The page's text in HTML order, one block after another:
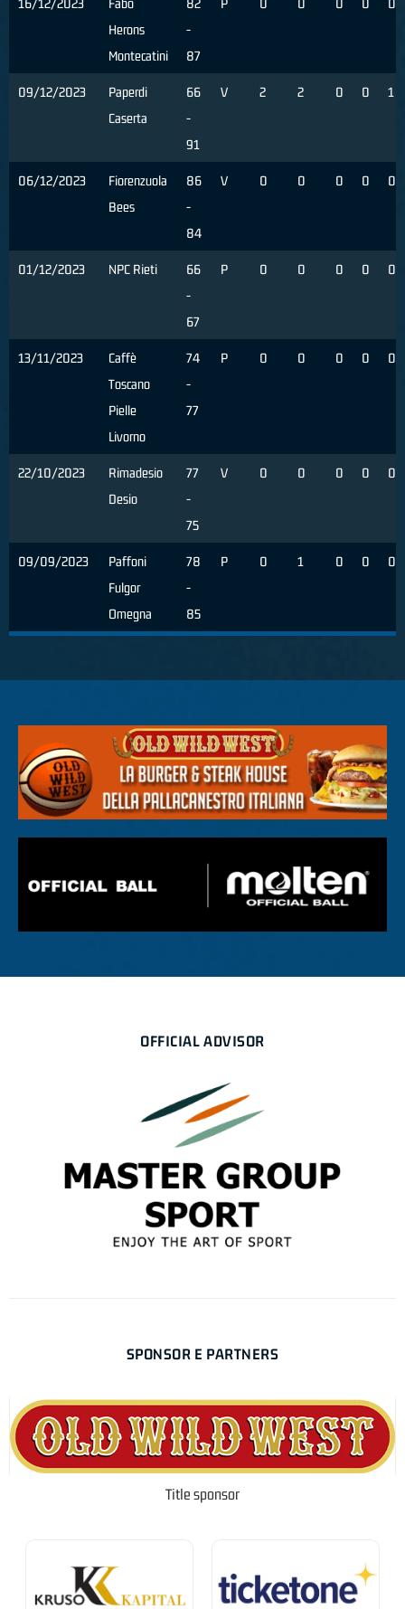
Herons
Montecatini
-
87
09/12/2023
Paperdi
Caserta
66
-
91
V 2 2 0 0 1
06/12/2023
Fiorenzuola
Bees
86
-
84
V 0 0 0 0 0
01/12/2023 NPC Rieti
66
-
67
P 0 0 0 0 0
13/11/2023
Caffè
Toscano
Pielle
Livorno
74
-
77
P 0 0 0 0 0
22/10/2023
Rimadesio
Desio
77
-
75
V 0 0 0 0 0
09/09/2023
Paffoni
Fulgor
Omegna
78
-
85
P 0 1 0 0 0
OFFICIAL ADVISOR
SPONSOR E PARTNERS
Title sponsor